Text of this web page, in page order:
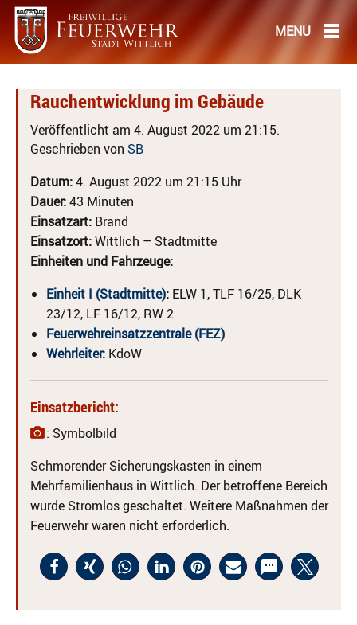
Rauchentwicklung im Gebäude
Veröffentlicht am 4. August 2022 um 21:15.
Geschrieben von SB
Datum:4. August 2022 um 21:15 Uhr
Dauer:43 Minuten
Einsatzart: Brand
Einsatzort:Wittlich – Stadtmitte
Einheiten und Fahrzeuge:
Einheit I (Stadtmitte): ELW 1, TLF 16/25, DLK
23/12, LF 16/12, RW 2
Feuerwehreinsatzzentrale (FEZ)
Wehrleiter: KdoW
Einsatzbericht:
: Symbolbild
Schmorender Sicherungskasten in einem
Mehrfamilienhaus in Wittlich. Der betroffene Bereich
wurde Stromlos geschaltet. Weitere Maßnahmen der
Feuerwehr waren nicht erforderlich.